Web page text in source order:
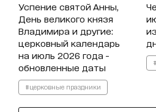
Успение святой Анны,
День великого князя
Владимира и другие:
церковный календарь
на июль 2026 года -
обновленные даты
#церковные праздники